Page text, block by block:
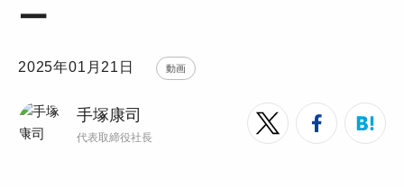
ー
2025年01月21日 動画
手塚康司
代表取締役社長